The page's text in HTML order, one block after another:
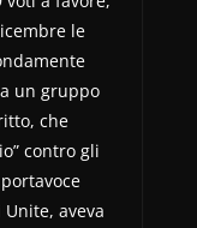
le
un gruppo
che
contro gli
aveva